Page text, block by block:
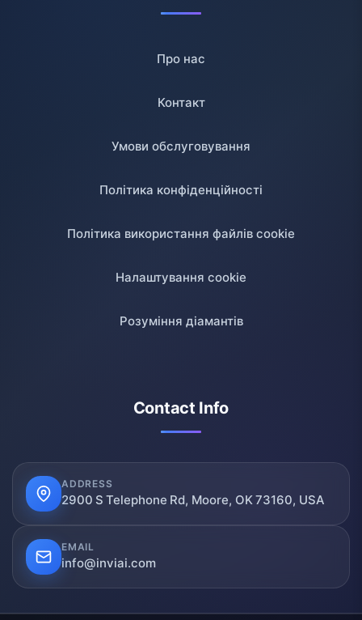
Про нас
Контакт
Умови обслуговування
Політика конфіденційності
Політика використання файлів cookie
Налаштування cookie
Розуміння діамантів
Contact Info
ADDRESS
2900 S Telephone Rd, Moore, OK 73160, USA
EMAIL
info@inviai.com